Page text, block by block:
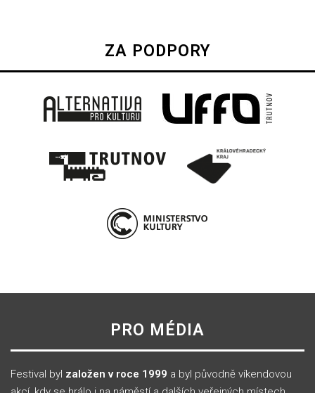
ZA PODPORY
PRO MÉDIA
Festival byl založen v roce 1999 a byl původně víkendovou